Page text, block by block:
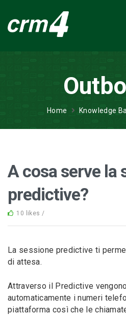
Home Knowledge
A cosa serve la
predictive?
10 likes /
La sessione predictive ti
di attesa.
Attraverso il Predictive
automaticamente i numeri
piattaforma così che le